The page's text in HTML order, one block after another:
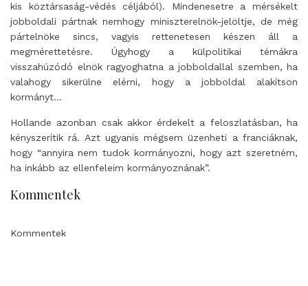
kis köztársaság-védés céljából). Mindenesetre a mérsékelt
jobboldali pártnak nemhogy miniszterelnök-jelöltje, de még
pártelnöke sincs, vagyis rettenetesen készen áll a
megmérettetésre. Úgyhogy a külpolitikai témákra
visszahúzódó elnök ragyoghatna a jobboldallal szemben, ha
valahogy sikerülne elérni, hogy a jobboldal alakítson
kormányt…
Hollande azonban csak akkor érdekelt a feloszlatásban, ha
kényszerítik rá. Azt ugyanis mégsem üzenheti a franciáknak,
hogy “annyira nem tudok kormányozni, hogy azt szeretném,
ha inkább az ellenfeleim kormányoznának”.
Kommentek
Kommentek